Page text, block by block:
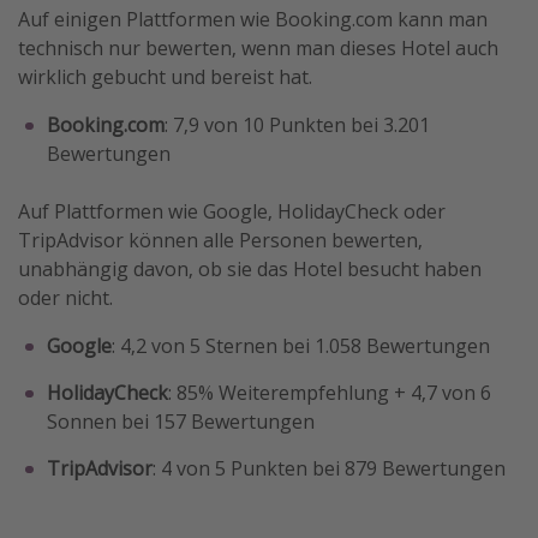
Auf einigen Plattformen wie Booking.com kann man
technisch nur bewerten, wenn man dieses Hotel auch
wirklich gebucht und bereist hat.
Booking.com: 7,9 von 10 Punkten bei 3.201
Bewertungen
Auf Plattformen wie Google, HolidayCheck oder
TripAdvisor können alle Personen bewerten,
unabhängig davon, ob sie das Hotel besucht haben
oder nicht.
Google: 4,2 von 5 Sternen bei 1.058 Bewertungen
HolidayCheck: 85% Weiterempfehlung + 4,7 von 6
Sonnen bei 157 Bewertungen
TripAdvisor: 4 von 5 Punkten bei 879 Bewertungen